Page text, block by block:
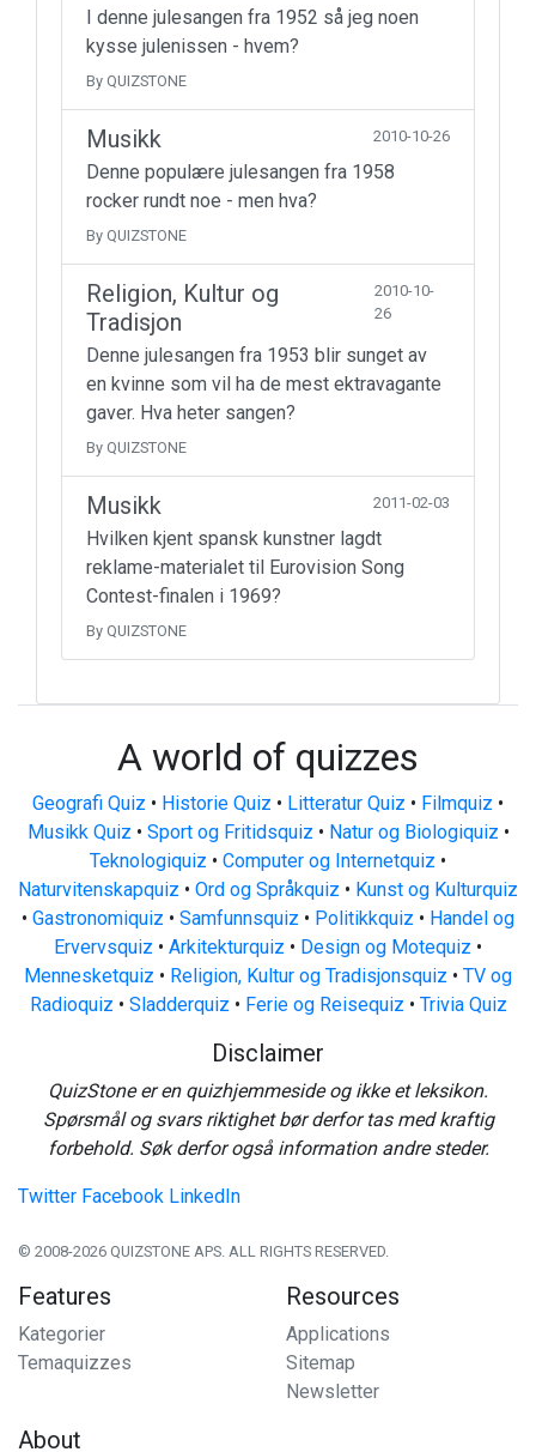
I denne julesangen fra 1952 så jeg noen
kysse julenissen - hvem?
By QUIZSTONE
Musikk 2010-10-26
Denne populære julesangen fra 1958
rocker rundt noe - men hva?
By QUIZSTONE
Religion, Kultur og
Tradisjon
2010-10-
26
Denne julesangen fra 1953 blir sunget av
en kvinne som vil ha de mest ektravagante
gaver. Hva heter sangen?
By QUIZSTONE
Musikk 2011-02-03
Hvilken kjent spansk kunstner lagdt
reklame-materialet til Eurovision Song
Contest-finalen i 1969?
By QUIZSTONE
A world of quizzes
Geografi Quiz • Historie Quiz • Litteratur Quiz • Filmquiz •
Musikk Quiz • Sport og Fritidsquiz • Natur og Biologiquiz •
Teknologiquiz • Computer og Internetquiz •
Naturvitenskapquiz • Ord og Språkquiz • Kunst og Kulturquiz
• Gastronomiquiz • Samfunnsquiz • Politikkquiz • Handel og
Ervervsquiz • Arkitekturquiz • Design og Motequiz •
Mennesketquiz • Religion, Kultur og Tradisjonsquiz • TV og
Radioquiz • Sladderquiz • Ferie og Reisequiz • Trivia Quiz
Disclaimer
QuizStone er en quizhjemmeside og ikke et leksikon.
Spørsmål og svars riktighet bør derfor tas med kraftig
forbehold. Søk derfor også information andre steder.
Twitter Facebook LinkedIn
© 2008-2026 QUIZSTONE APS. ALL RIGHTS RESERVED.
Features
Kategorier
Temaquizzes
Resources
Applications
Sitemap
Newsletter
About